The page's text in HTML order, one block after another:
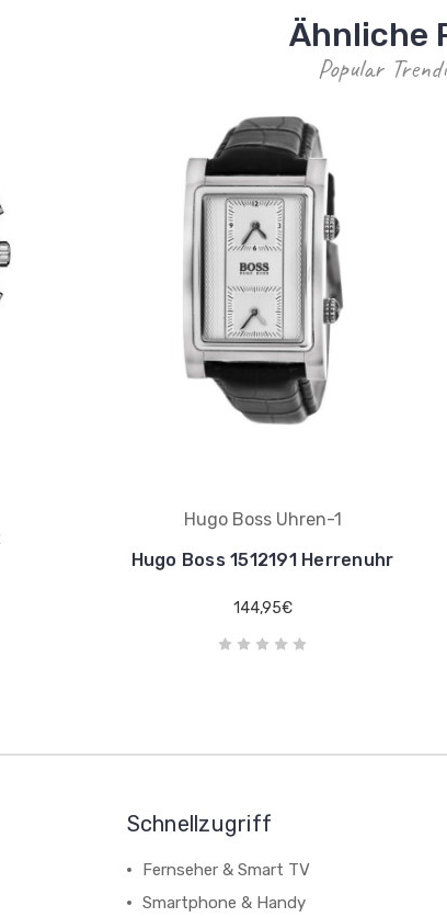
Ähnliche
Popular
Hugo Boss Uhren-1
Hugo Boss 1512191 Herrenuhr
144,95€
Schnellzugriff
Fernseher & Smart TV
Smartphone & Handy